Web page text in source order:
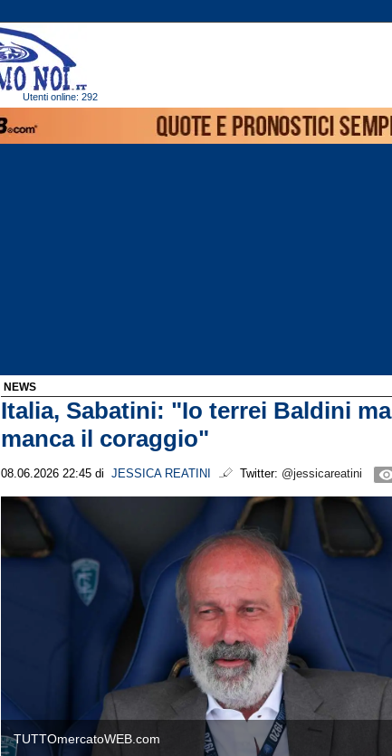
Utenti online: 292
NEWS
Italia, Sabatini: "Io terrei Baldini ma
manca il coraggio"
08.06.2026 22:45 di JESSICA REATINI Twitter: @jessicareatini
TUTTOmercatoWEB.com